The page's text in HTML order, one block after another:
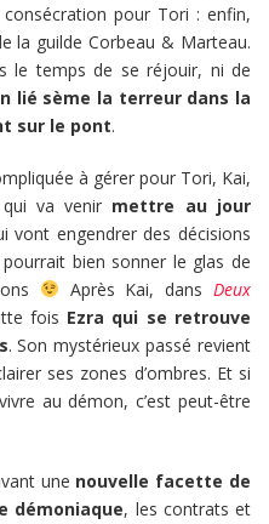
pour Tori : enfin,
la guilde Corbeau & Marteau.
le temps de se réjouir, ni de
lié sème la terreur dans la
sur le pont.
à gérer pour Tori, Kai,
va venir mettre au jour
vont engendrer des décisions
bien sonner le glas de
Après Kai, dansDeux
fois Ezra qui se retrouve
. Son mystérieux passé revient
ses zones d’ombres. Et si
au démon, c’est peut-être
une nouvelle facette de
démoniaque, les contrats et